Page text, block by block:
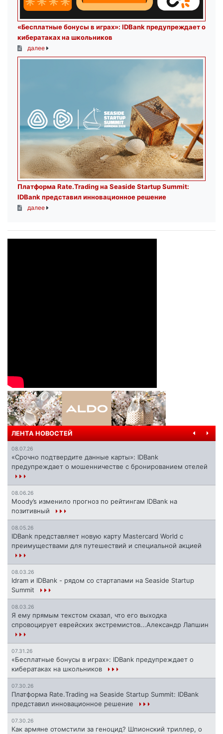
«Бесплатные бонусы в играх»: IDBank предупреждает о
кибератаках на школьников
далее
Платформа Rate.Trading на Seaside Startup Summit:
IDBank представил инновационное решение
далее
ЛЕНТА НОВОСТЕЙ
08.07.26
«Срочно подтвердите данные карты»: IDBank
предупреждает о мошенничестве с бронированием отелей
08.06.26
Moody’s изменило прогноз по рейтингам IDBank на
позитивный
08.05.26
IDBank представляет новую карту Mastercard World с
преимуществами для путешествий и специальной акцией
08.03.26
Idram и IDBank - рядом со стартапами на Seaside Startup
Summit
08.03.26
Я ему прямым текстом сказал, что его выходка
спровоцирует еврейских экстремистов...Александр Лапшин
07.31.26
«Бесплатные бонусы в играх»: IDBank предупреждает о
кибератаках на школьников
07.30.26
Платформа Rate.Trading на Seaside Startup Summit: IDBank
представил инновационное решение
07.30.26
Как армяне отомстили за геноцид? Шпионский триллер, о